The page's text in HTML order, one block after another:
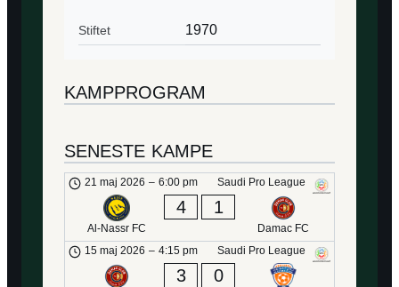
Stiftet 1970
KAMPPROGRAM
SENESTE KAMPE
Saudi Pro League
21 maj 2026 – 6:00 pm
Al-Nassr FC
4 1
Damac FC
Saudi Pro League
15 maj 2026 – 4:15 pm
3 0